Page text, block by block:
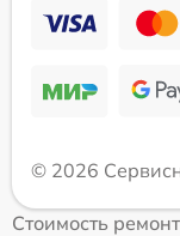
© 2026
Стоимость